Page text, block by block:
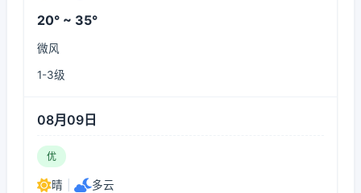
20° ~ 35°
微风
1-3级
08月09日
优
晴 多云